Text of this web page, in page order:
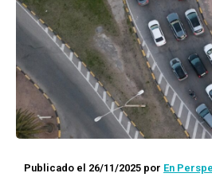
Publicado el 26/11/2025 por En